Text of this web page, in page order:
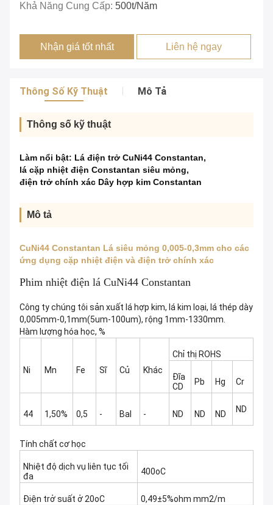
Khả Năng Cung Cấp: 500t/năm
Nhận giá tốt nhất Liên hệ ngay
Thông Số Kỹ Thuật Mô Tả
Thông số kỹ thuật
Làm nổi bật: Lá điện trở CuNi44 Constantan,
lá cặp nhiệt điện Constantan siêu mỏng,
điện trở chính xác Dây hợp kim Constantan
Mô tả
CuNi44 Constantan Lá siêu mỏng 0,005-0,3mm cho các
ứng dụng cặp nhiệt điện và điện trở chính xác
Phim nhiệt điện lá CuNi44 Constantan
Công ty chúng tôi sản xuất lá hợp kim, lá kim loại, lá thép dày
0,005mm-0,1mm(5um-100um), rộng 1mm-1330mm.
Hàm lượng hóa học, %
Ni Mn Fe Sĩ Củ Khác
Chỉ thị ROHS
Đĩa
CD
Pb Hg Cr
44 1,50% 0,5 - Bal - ND ND ND ND
Tính chất cơ học
Nhiệt độ dịch vụ liên tục tối
đa
400oC
Điện trở suất ở 20oC 0,49±5%ohm mm2/m